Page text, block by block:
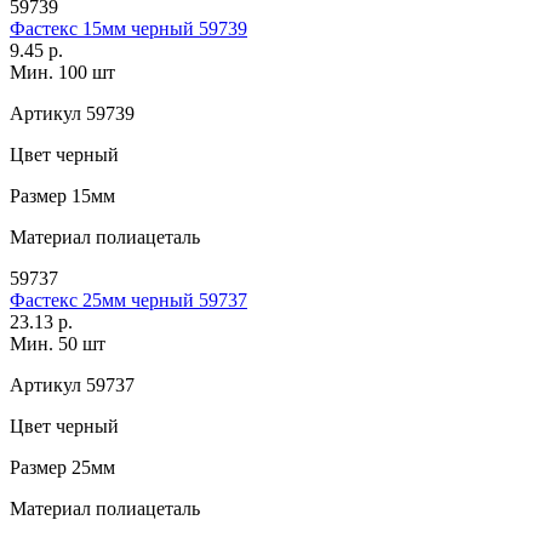
59739
Фастекс 15мм черный 59739
9.45 р.
Мин. 100 шт
Артикул 59739
Цвет черный
Размер 15мм
Материал полиацеталь
59737
Фастекс 25мм черный 59737
23.13 р.
Мин. 50 шт
Артикул 59737
Цвет черный
Размер 25мм
Материал полиацеталь